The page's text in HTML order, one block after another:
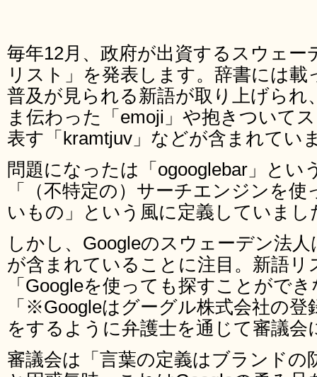
毎年12月、政府が出資するスウェー
リスト」を発表します。辞書には
普及が見られる新語が取り上げられ
ま伝わった「emoji」や抱きついて
表す「kramtjuv」などが含まれてい
問題になったは「ogooglebar」とい
「（不特定の）サーチエンジンを
いもの」という風に定義していまし
しかし、Googleのスウェーデン法
が含まれていることに注目。新語リ
「Googleを使っても探すことがで
「※Googleはグーグル株式会社の
をするように弁護士を通じて審議会
審議会は「言葉の定義はブランドの